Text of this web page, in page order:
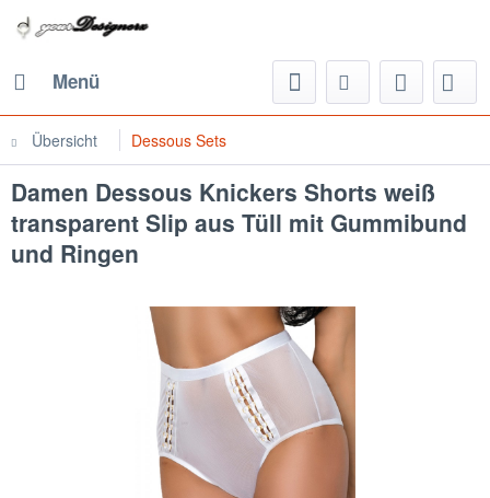
Menü
Übersicht Dessous Sets
Damen Dessous Knickers Shorts weiß
transparent Slip aus Tüll mit Gummibund
und Ringen